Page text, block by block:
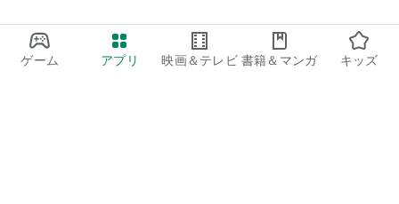
ゲーム アプリ 映画＆テレビ 書籍＆マンガ キッズ